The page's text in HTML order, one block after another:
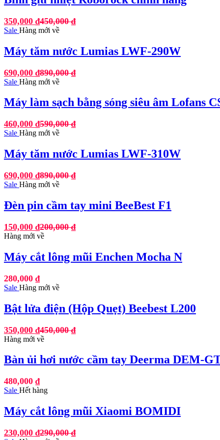
350,000 ₫450,000₫
Sale Hàng mới về
Máy tăm nước Lumias LWF-290W
690,000 ₫890,000₫
Sale Hàng mới về
Máy làm sạch bằng sóng siêu âm Lofans
460,000 ₫590,000₫
Sale Hàng mới về
Máy tăm nước Lumias LWF-310W
690,000 ₫890,000₫
Sale Hàng mới về
Đèn pin cầm tay mini BeeBest F1
150,000 ₫200,000₫
Hàng mới về
Máy cắt lông mũi Enchen Mocha N
280,000 ₫
Sale Hàng mới về
Bật lửa điện (Hộp Quẹt) Beebest L200
350,000 ₫450,000₫
Hàng mới về
Bàn ủi hơi nước cầm tay Deerma DEM-
480,000 ₫
Sale Hết hàng
Máy cắt lông mũi Xiaomi BOMIDI
230,000 ₫290,000₫